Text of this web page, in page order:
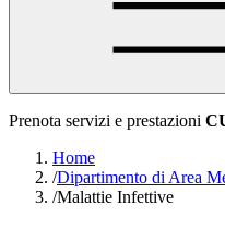
Prenota servizi e prestazioni
Home
/Dipartimento di Area
/Malattie Infettive